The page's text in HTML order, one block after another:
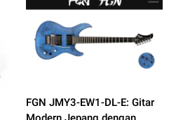
FGN JMY3-EW1-DL-E: Gitar